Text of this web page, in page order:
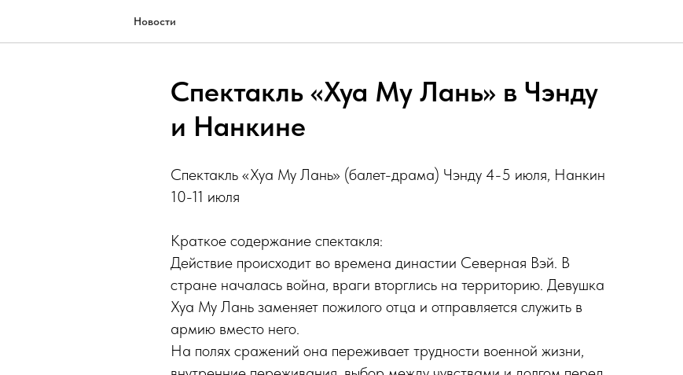
Новости
Спектакль «Хуа Му Лань» в Чэнду
и Нанкине
Спектакль «Хуа Му Лань» (балет-драма) Чэнду 4-5 июля, Нанкин
10-11 июля
Краткое содержание спектакля:
Действие происходит во времена династии Северная Вэй. В
стране началась война, враги вторглись на территорию. Девушка
Хуа Му Лань заменяет пожилого отца и отправляется служить в
армию вместо него.
На полях сражений она переживает трудности военной жизни,